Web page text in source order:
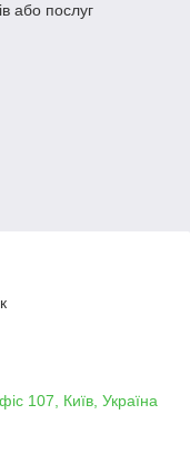
або послуг
107, Київ, Україна